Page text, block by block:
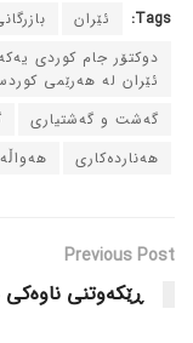
Tags: ئێران
دوکتۆر جام کوردی
ئێران له‌ هه‌رێمی
گه‌شت و گه‌شتیاری
هه‌نارده‌کاری
Previous Post
ڕێکه‌وتنی